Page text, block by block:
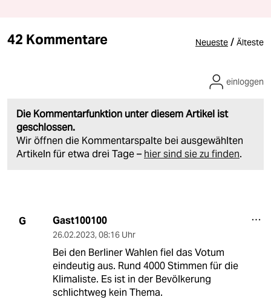
42 Kommentare Neueste / Älteste
Die Kommentarfunktion unter diesem Artikel ist
geschlossen.
Wir öffnen die Kommentarspalte bei ausgewählten
Artikeln für etwa drei Tage – hier sind sie zu finden.
einloggen
G Gast100100
26.02.2023, 08:16 Uhr
Bei den Berliner Wahlen fiel das Votum
eindeutig aus. Rund 4000 Stimmen für die
Klimaliste. Es ist in der Bevölkerung
schlichtweg kein Thema.